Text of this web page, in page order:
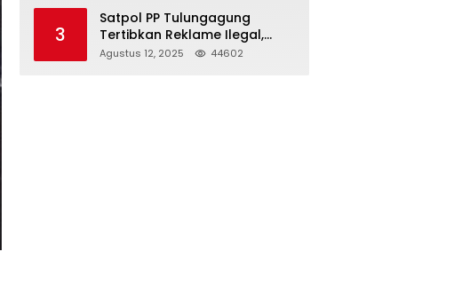
3
Satpol PP Tulungagung
Tertibkan Reklame Ilegal,
Wujudkan Kota yang Rapi
Agustus 12, 2025 44602